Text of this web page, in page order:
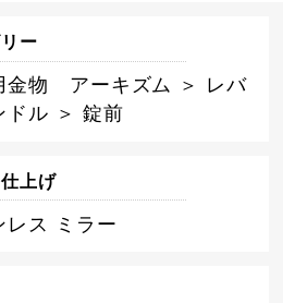
ー
金物 アーキズム ＞ レバ
ドル ＞ 錠前
上げ
レス ミラー